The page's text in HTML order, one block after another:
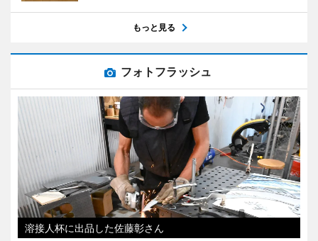
もっと見る
フォトフラッシュ
溶接人杯に出品した佐藤彰さん